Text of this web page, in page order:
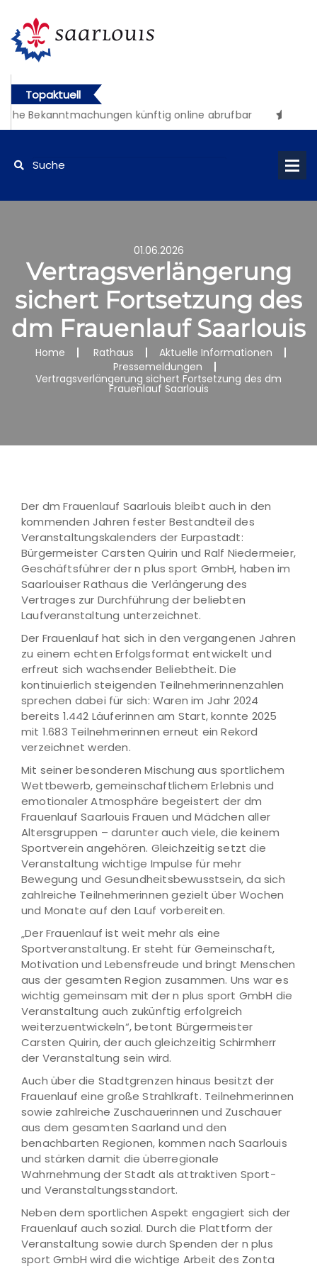
Topaktuell
Bekanntmachungen künftig online abrufbar
01.06.2026
Vertragsverlängerung
sichert Fortsetzung des
dm Frauenlauf Saarlouis
Home Rathaus
Aktuelle Informationen
Pressemeldungen
Vertragsverlängerung sichert Fortsetzung des dm
Frauenlauf Saarlouis
Der dm Frauenlauf Saarlouis bleibt auch in den
kommenden Jahren fester Bestandteil des
Veranstaltungskalenders der Eurpastadt:
Bürgermeister Carsten Quirin und Ralf Niedermeier,
Geschäftsführer der n plus sport GmbH, haben im
Saarlouiser Rathaus die Verlängerung des
Vertrages zur Durchführung der beliebten
Laufveranstaltung unterzeichnet.
Der Frauenlauf hat sich in den vergangenen Jahren
zu einem echten Erfolgsformat entwickelt und
erfreut sich wachsender Beliebtheit. Die
kontinuierlich steigenden Teilnehmerinnenzahlen
sprechen dabei für sich: Waren im Jahr 2024
bereits 1.442 Läuferinnen am Start, konnte 2025
mit 1.683 Teilnehmerinnen erneut ein Rekord
verzeichnet werden.
Mit seiner besonderen Mischung aus sportlichem
Wettbewerb, gemeinschaftlichem Erlebnis und
emotionaler Atmosphäre begeistert der dm
Frauenlauf Saarlouis Frauen und Mädchen aller
Altersgruppen – darunter auch viele, die keinem
Sportverein angehören. Gleichzeitig setzt die
Veranstaltung wichtige Impulse für mehr
Bewegung und Gesundheitsbewusstsein, da sich
zahlreiche Teilnehmerinnen gezielt über Wochen
und Monate auf den Lauf vorbereiten.
„Der Frauenlauf ist weit mehr als eine
Sportveranstaltung. Er steht für Gemeinschaft,
Motivation und Lebensfreude und bringt Menschen
aus der gesamten Region zusammen. Uns war es
wichtig gemeinsam mit der n plus sport GmbH die
Veranstaltung auch zukünftig erfolgreich
weiterzuentwickeln“, betont Bürgermeister
Carsten Quirin, der auch gleichzeitig Schirmherr
der Veranstaltung sein wird.
Auch über die Stadtgrenzen hinaus besitzt der
Frauenlauf eine große Strahlkraft. Teilnehmerinnen
sowie zahlreiche Zuschauerinnen und Zuschauer
aus dem gesamten Saarland und den
benachbarten Regionen, kommen nach Saarlouis
und stärken damit die überregionale
Wahrnehmung der Stadt als attraktiven Sport-
und Veranstaltungsstandort.
Neben dem sportlichen Aspekt engagiert sich der
Frauenlauf auch sozial. Durch die Plattform der
Veranstaltung sowie durch Spenden der n plus
sport GmbH wird die wichtige Arbeit des Zonta